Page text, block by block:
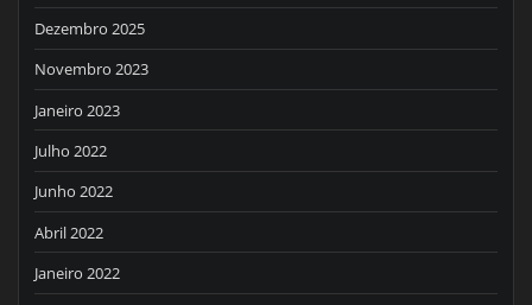
Dezembro 2025
Novembro 2023
Janeiro 2023
Julho 2022
Junho 2022
Abril 2022
Janeiro 2022